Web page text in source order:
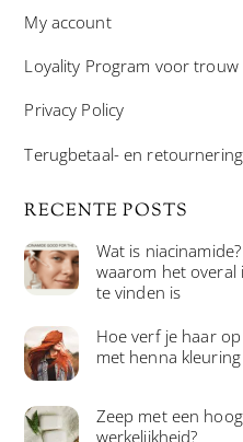
My account
Loyality Program voor trouw
Privacy Policy
Terugbetaal- en
RECENTE POSTS
Wat is
waarom het
te vinden is
Hoe verf je haar
met henna kleuring
Zeep met een
werkelijkheid?